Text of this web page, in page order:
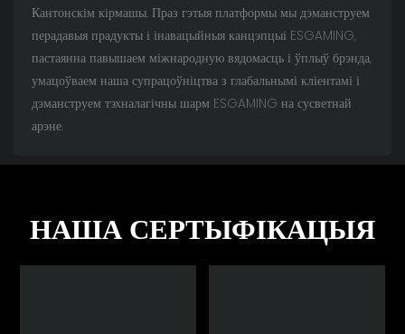
Кантонскім кірмашы. Праз гэтыя платформы мы дэманструем
перадавыя прадукты і інавацыйныя канцэпцыі ESGAMING,
пастаянна павышаем міжнародную вядомасць і ўплыў брэнда,
умацоўваем наша супрацоўніцтва з глабальнымі кліентамі і
дэманструем тэхналагічны шарм ESGAMING на сусветнай
арэне.
НАША СЕРТЫФІКАЦЫЯ